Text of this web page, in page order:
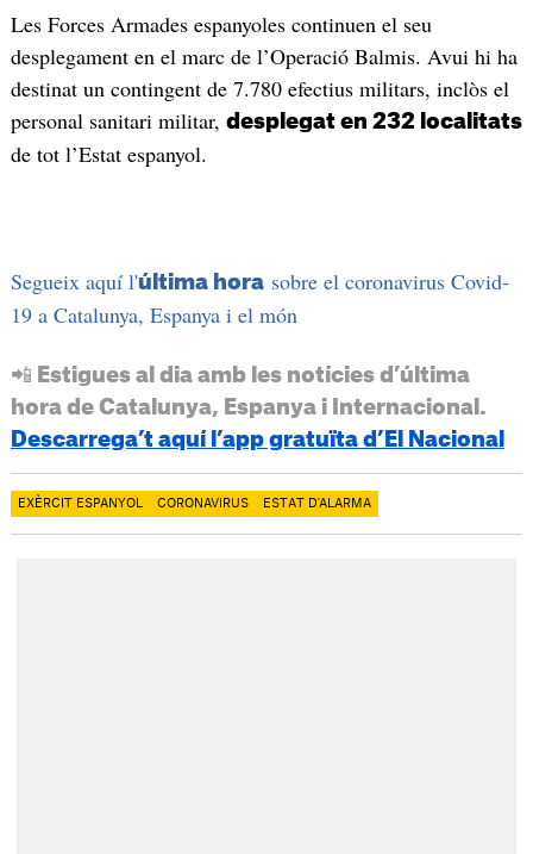
Les Forces Armades espanyoles continuen el seu
desplegament en el marc de l’Operació Balmis. Avui hi ha
destinat un contingent de 7.780 efectius militars, inclòs el
personal sanitari militar, desplegat en 232 localitats
de tot l’Estat espanyol.
Segueix aquí l'última horasobre el coronavirus Covid-
19 a Catalunya, Espanya i el món
📲 Estigues al dia amb les notícies d’última
hora de Catalunya, Espanya i Internacional.
Descarrega’t aquí l’app gratuïta d’El Nacional
EXÈRCIT ESPANYOL CORONAVIRUS ESTAT D'ALARMA